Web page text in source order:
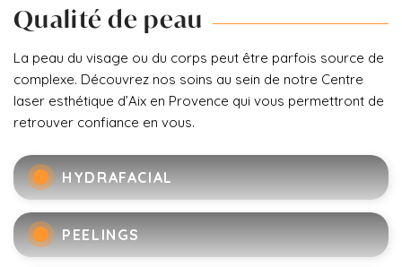
Qualité de peau
La peau du visage ou du corps peut être parfois source de
complexe. Découvrez nos soins au sein de notre Centre
laser esthétique d’Aix en Provence qui vous permettront de
retrouver confiance en vous.
HYDRAFACIAL
PEELINGS